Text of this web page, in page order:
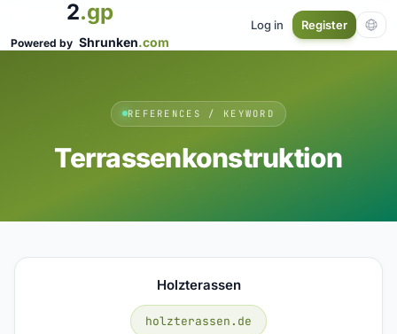
2.gp
Powered by Shrunken.com
Log in Register
REFERENCES / KEYWORD
Terrassenkonstruktion
Holzterassen
holzterassen.de